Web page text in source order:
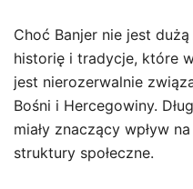
Choć Banjer nie jest
historię i tradycje, które
jest nierozerwalnie
Bośni i Hercegowiny.
miały znaczący wpływ
struktury społeczne.